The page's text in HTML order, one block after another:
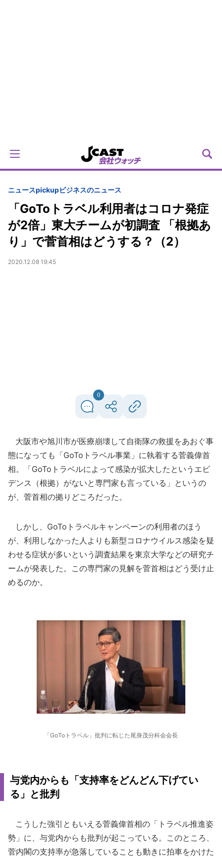
ニュースpickupビジネスのニュース
「GoToトラベル利用者はコロナ発症
が2倍」東大チームが初調査 「根拠あ
り」で菅首相はどうする？（2）
2020.12.08 19:45
0
大阪市や旭川市が医療崩壊して自衛隊の救援をあおぐ事
態になっても「GoToトラベル事業」に執着する菅義偉首
相。「GoToトラベルによって感染が拡大したというエビ
デンス（根拠）がないと専門家も言っている」というの
が、菅首相の拠りどころだった。
しかし、GoToトラベルキャンペーンの利用者のほう
が、利用しなかった人よりも新型コロナウイルス感染を疑
わせる症状が多いという調査結果を東京大学などの研究チ
ームが発表した。この専門家の見解を菅首相はどう受け止
めるのか。
「GoToトラベル」批判に転じた尾身茂分科会会長
与党内からも「支持率をどんどん下げてい
る」と批判
こうした強引ともいえる菅義偉首相の「トラベル推進姿
勢」に、与党内からも批判が起こっている。このところ、
菅内閣の支持率が急落していることも動きに拍車をかけた